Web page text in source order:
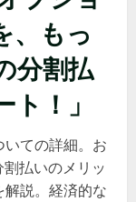
、もっ
分割払
！」
いての詳細。お
払いのメリッ
解説。経済的な